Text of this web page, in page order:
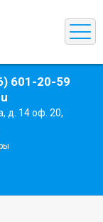
601-20-59
д. 14 оф. 20,